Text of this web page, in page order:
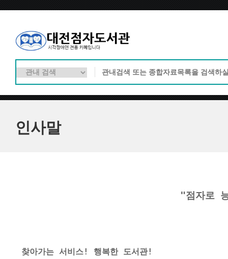
인사말
"점자로
찾아가는 서비스! 행복한 도서관!